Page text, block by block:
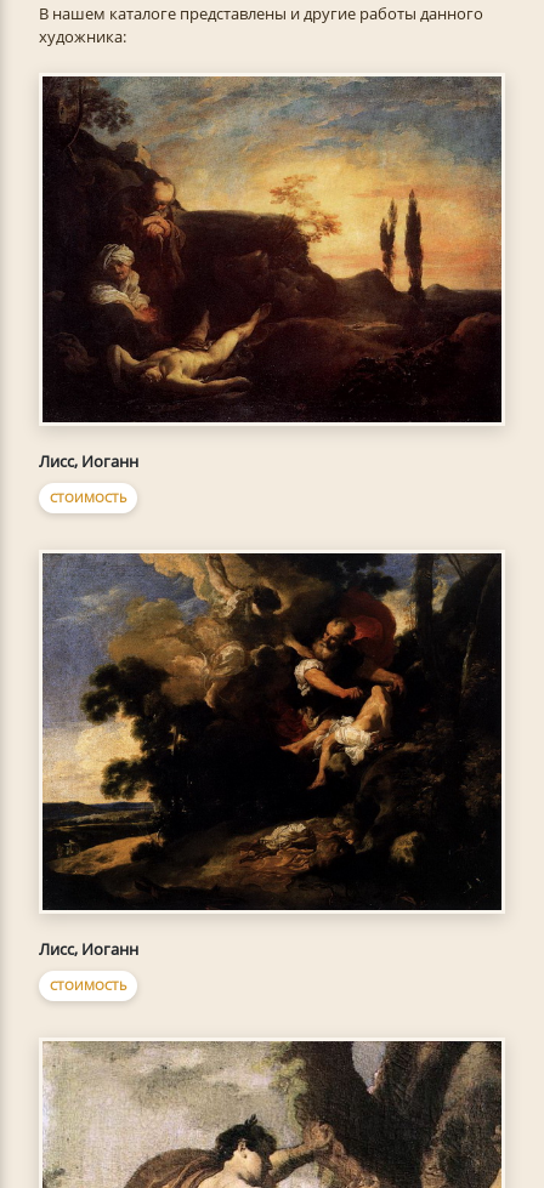
В нашем каталоге представлены и другие работы данного
художника:
Лисс, Иоганн
СТОИМОСТЬ
Лисс, Иоганн
СТОИМОСТЬ